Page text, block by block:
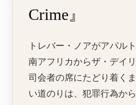
Crime』
トレバー・ノアがアパル
南アフリカからザ・デイ
司会者の席にたどり着く
い道のりは、犯罪行為か